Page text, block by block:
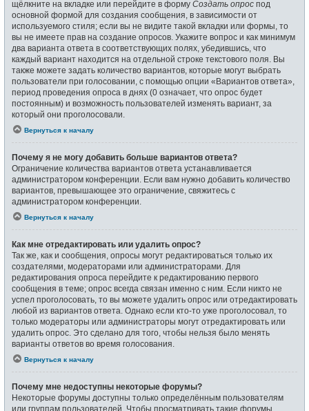
щёлкните на вкладке или перейдите в форму Создать опрос под
основной формой для создания сообщения, в зависимости от
используемого стиля; если вы не видите такой вкладки или формы, то
вы не имеете прав на создание опросов. Укажите вопрос и как минимум
два варианта ответа в соответствующих полях, убедившись, что
каждый вариант находится на отдельной строке текстового поля. Вы
также можете задать количество вариантов, которые могут выбрать
пользователи при голосовании, с помощью опции «Вариантов ответа»,
период проведения опроса в днях (0 означает, что опрос будет
постоянным) и возможность пользователей изменять вариант, за
который они проголосовали.
Вернуться к началу
Почему я не могу добавить больше вариантов ответа?
Ограничение количества вариантов ответа устанавливается
администратором конференции. Если вам нужно добавить количество
вариантов, превышающее это ограничение, свяжитесь с
администратором конференции.
Вернуться к началу
Как мне отредактировать или удалить опрос?
Так же, как и сообщения, опросы могут редактироваться только их
создателями, модераторами или администраторами. Для
редактирования опроса перейдите к редактированию первого
сообщения в теме; опрос всегда связан именно с ним. Если никто не
успел проголосовать, то вы можете удалить опрос или отредактировать
любой из вариантов ответа. Однако если кто-то уже проголосовал, то
только модераторы или администраторы могут отредактировать или
удалить опрос. Это сделано для того, чтобы нельзя было менять
варианты ответов во время голосования.
Вернуться к началу
Почему мне недоступны некоторые форумы?
Некоторые форумы доступны только определённым пользователям
или группам пользователей. Чтобы просматривать такие форумы,